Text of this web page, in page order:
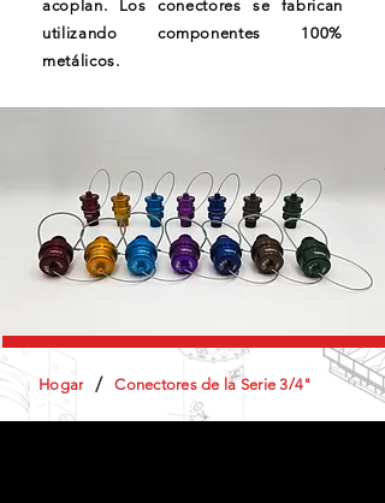
acoplan. Los conectores se fabrican
utilizando componentes 100%
metálicos.
Hogar / Conectores de la Serie 3/4"